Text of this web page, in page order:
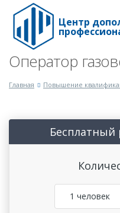
Центр
Оператор
Главная Повышение
Бесплатный
1 человек